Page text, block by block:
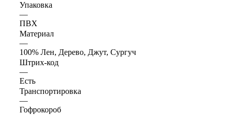
Упаковка
—
ПВХ
Материал
—
100% Лен, Дерево, Джут, Сургуч
Штрих-код
—
Есть
Транспортировка
—
Гофрокороб